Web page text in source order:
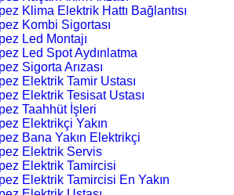
Klima Elektrik Hattı Bağlantısı
Kombi Sigortası
Led Montajı
Led Spot Aydınlatma
Sigorta Arızası
Elektrik Tamir Ustası
Elektrik Tesisat Ustası
Taahhüt İşleri
Elektrikçi Yakın
Bana Yakın Elektrikçi
Elektrik Servis
Elektrik Tamircisi
Elektrik Tamircisi En Yakın